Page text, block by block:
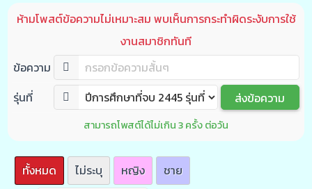
ห้ามโพสต์ข้อความไม่เหมาะสม พบเห็นการกระทำผิดระงับการใช้
งานสมาชิกทันที
ข้อความ
รุ่นที่
สามารถโพสต์ได้ไม่เกิน 3 ครั้ง ต่อวัน
ทั้งหมด ไม่ระบุ หญิง
ชาย